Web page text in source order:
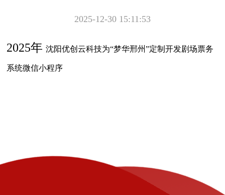
2025-12-30 15:11:53
2025年沈阳优创云科技为“梦华邢州”定制开发剧场票务
系统微信小程序